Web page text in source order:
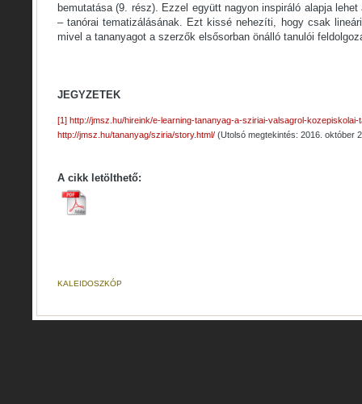
bemutatása (9. rész). Ezzel együtt nagyon inspiráló alapja
– tanórai tematizálásának. Ezt kissé nehezíti, hogy csak
mivel a tananyagot a szerzők elsősorban önálló tanulói
JEGYZETEK
[1] http://jmsz.hu/hireink/e-learning-tananyag-a-sziriai-valsagrol-
http://jmsz.hu/tananyag/sziria/story.html/ (Utolsó megtekintés: 2016. október
A cikk letölthető:
KALEIDOSZKÓP